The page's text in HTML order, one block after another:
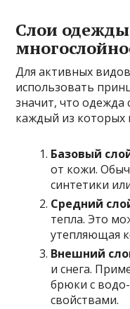
Слои
Для активных
использовать
значит, что одежда
каждый из
Базовый
от кожи.
синтетики
Средний
тепла. Это
утепляющая
Внешний
и снега.
брюки с
свойствами.